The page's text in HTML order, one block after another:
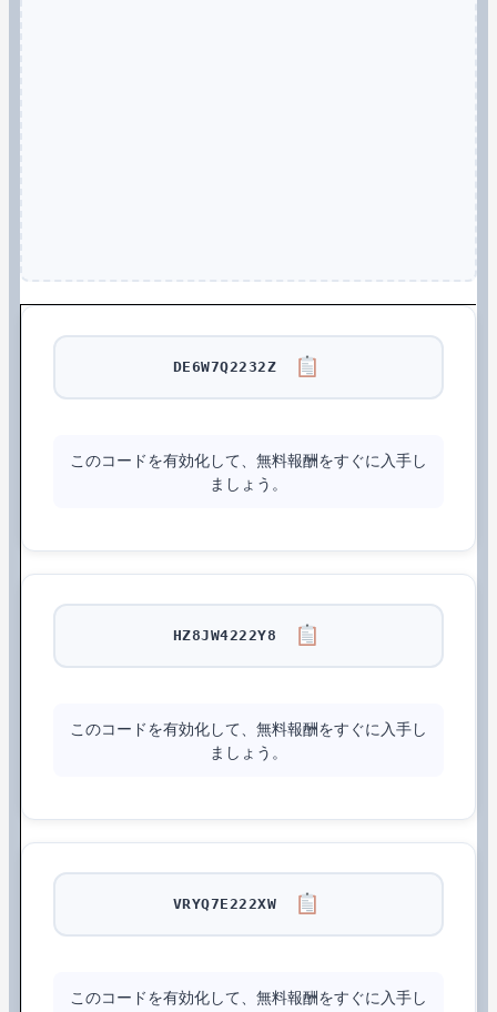
DE6W7Q2232Z
このコードを有効化して、無料報酬をすぐに入手し
ましょう。
HZ8JW4222Y8
このコードを有効化して、無料報酬をすぐに入手し
ましょう。
VRYQ7E222XW
このコードを有効化して、無料報酬をすぐに入手し